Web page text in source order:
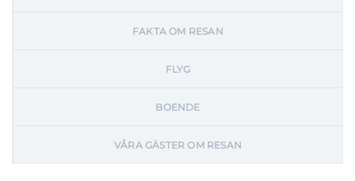
FAKTA OM RESAN
FLYG
BOENDE
VÅRA GÄSTER OM RESAN